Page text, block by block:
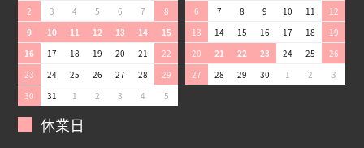
2
3 4 5 6 7
8
9
10 11 12 13 14
15
16
17 18 19 20 21
22
23
24 25 26 27 28
29
30
31 1 2 3 4 5
6
7 8 9 10 11
12
13
14 15 16 17 18
19
20
21 22 23 24 25
26
27
28 29 30 1 2 3
休業日